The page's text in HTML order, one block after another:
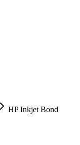
HP Inkjet Bond